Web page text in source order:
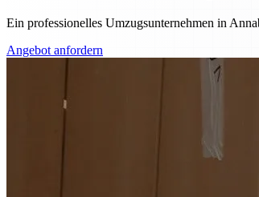
Ein professionelles Umzugsunternehmen in
Angebot anfordern